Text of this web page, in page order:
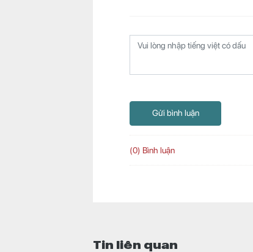
Gửi bình luận
(0) Bình luận
Tin liên quan